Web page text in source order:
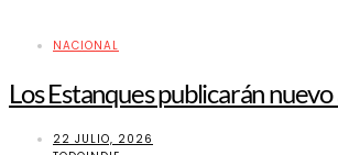
NACIONAL
Los Estanques publicarán
22 JULIO, 2026